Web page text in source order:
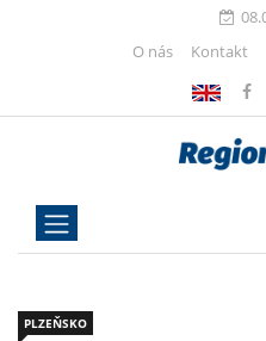
O nás
Kontakt
PLZEŇSKO